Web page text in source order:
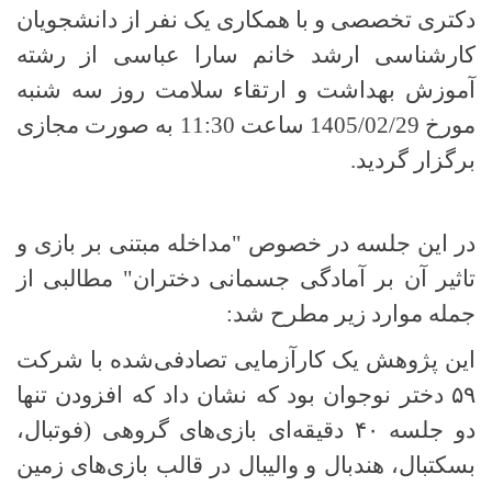
دکتری تخصصی و با همکاری یک نفر از دانشجویان
کارشناسی ارشد خانم سارا عباسی از رشته
آموزش بهداشت و ارتقاء سلامت روز سه شنبه
مورخ 1405/02/29 ساعت 11:30 به صورت مجازی
برگزار گردید.
در این جلسه در خصوص "مداخله مبتنی بر بازی و
تاثیر آن بر آمادگی جسمانی دختران" مطالبی از
جمله موارد زیر مطرح شد:
این پژوهش یک کارآزمایی تصادفی‌شده با شرکت
۵۹ دختر نوجوان بود که نشان داد که افزودن تنها
دو جلسه ۴۰ دقیقه‌ای بازی‌های گروهی (فوتبال،
بسکتبال، هندبال و والیبال در قالب بازی‌های زمین